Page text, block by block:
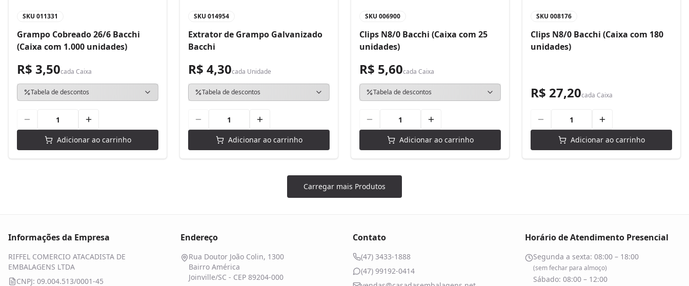
SKU 011331
Grampo Cobreado 26/6 Bacchi
(Caixa com 1.000 unidades)
R$ 3,50cada Caixa
Tabela de descontos
Adicionar ao carrinho
SKU 014954
Extrator de Grampo Galvanizado
Bacchi
R$ 4,30cada Unidade
Tabela de descontos
Adicionar ao carrinho
SKU 006900
Clips N8/0 Bacchi (Caixa com 25
unidades)
R$ 5,60cada Caixa
Tabela de descontos
Adicionar ao carrinho
SKU 008176
Clips N8/0 Bacchi (Caixa com 180
unidades)
R$ 27,20cada Caixa
Adicionar ao carrinho
Carregar mais Produtos
Informações da Empresa
RIFFEL COMERCIO ATACADISTA DE
EMBALAGENS LTDA
CNPJ: 09.004.513/0001-45
Endereço
Rua Doutor João Colin, 1300
Bairro América
Joinville/SC - CEP 89204-000
Contato
(47) 3433-1888
(47) 99192-0414
Horário de Atendimento Presencial
Segunda a sexta: 08:00 – 18:00
(sem fechar para almoço)
Sábado: 08:00 – 12:00